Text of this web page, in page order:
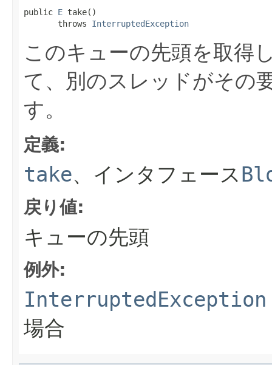
public E take()
       throws
InterruptedException
このキューの先頭を取得
て、別のスレッドがその
す。
定義:
take、インタフェース
戻り値:
キューの先頭
例外:
InterruptedException
場合